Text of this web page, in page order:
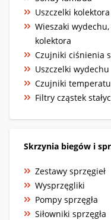
Uszczelki
Wieszaki
kolektora
Czujniki ciśnienia
Uszczelki wydechu
Czujniki
Filtry cząstek
Skrzynia biegów i
Zestawy sprzęgieł
Wysprzęgliki
Pompy sprzęgła
Siłowniki sprzęgła